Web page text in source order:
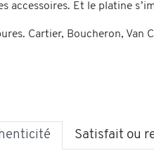
accessoires. Et le platine
Cartier, Boucheron, Van
Satisfait ou